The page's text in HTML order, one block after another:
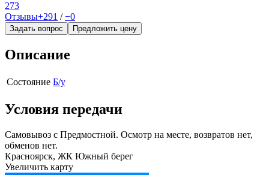
273
Отзывы+291 /−0
Задать вопрос Предложить цену
Описание
Состояние Б/у
Условия передачи
Самовывоз с Предмостной. Осмотр на месте, возвратов нет,
обменов нет.
Красноярск, ЖК Южный берег
Увеличить карту